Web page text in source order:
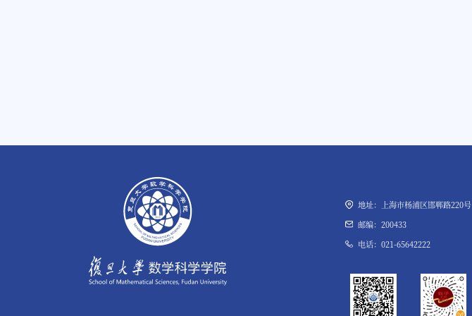
地址：上海市杨浦区邯郸路220号
邮编：200433
电话：021-65642222